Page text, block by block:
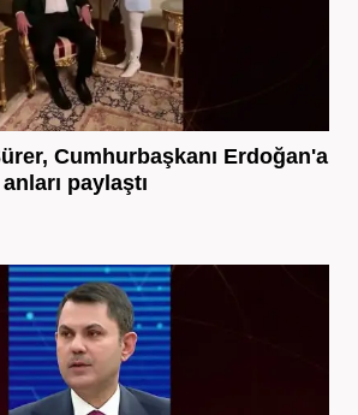
Cumhurbaşkanı Erdoğan'a
paylaştı